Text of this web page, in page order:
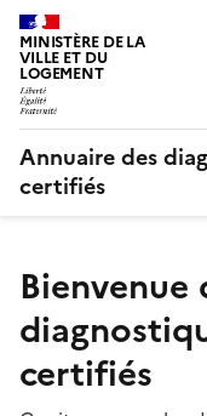
MINISTÈRE DE LA
VILLE ET DU
LOGEMENT
Annuaire des
certifiés
Bienvenue
certifiés